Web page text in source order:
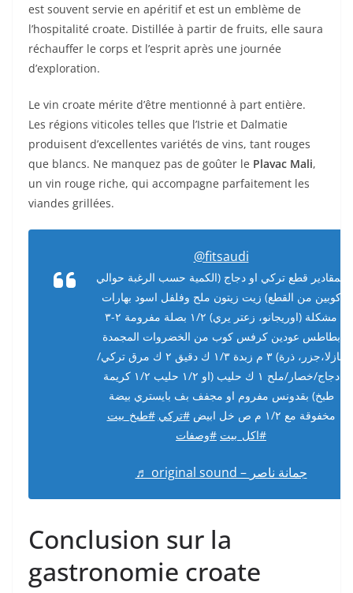
est souvent servie en apéritif et est un emblème de
l’hospitalité croate. Distillée à partir de fruits, elle saura
réchauffer le corps et l’esprit après une journée
d’exploration.
Le vin croate mérite d’être mentionné à part entière.
Les régions viticoles telles que l’Istrie et Dalmatie
produisent d’excellentes variétés de vins, tant rouges
que blancs. Ne manquez pas de goûter le Plavac Mali,
un vin rouge riche, qui accompagne parfaitement les
viandes grillées.
@fitsaudi
المقادير قطع تركي او دجاج (الكمية حسب الرغبة حوالي
كوبين من القطع) زيت زيتون ملح وفلفل اسود بهارات
مشكلة (اوريجانو، زعتر يري) ١/٢ بصلة مفرومة ٢-٣
بطاطس عودين كرفس كوب من الخضروات المجمدة
(بازلا،جزر، ذرة) ٣ م زبدة ١/٣ ك دقيق ٢ ك مرق تركي/
دجاج/خصار/ملح ١ ك حليب (او ١/٢ حليب ١/٢ كريمة
طبخ) بقدونس مفروم او مجفف بف بايستري بيضة
مخفوقة مع ١/٢ م ص خل ابيض
#تركي #طبخ_بيت
#اكل_بيت #وصفات
♬ original sound – جمانة ناصر
Conclusion sur la
gastronomie croate